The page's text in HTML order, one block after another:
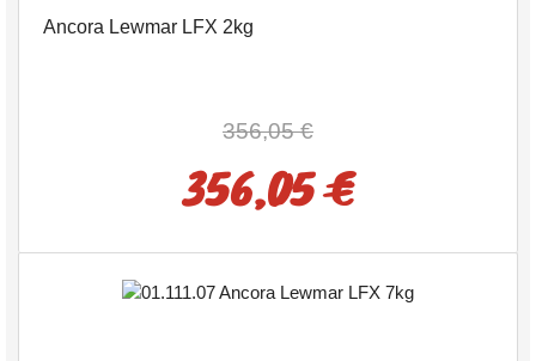
Ancora Lewmar LFX 2kg
356,05 €
356,05 €